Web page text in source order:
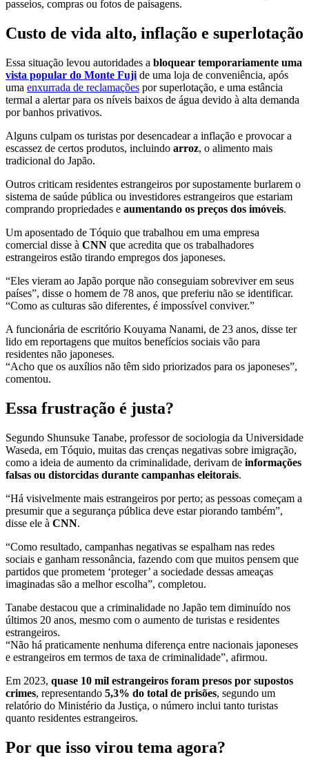
passeios, compras ou fotos de paisagens.
Custo de vida alto, inflação e superlotação
Essa situação levou autoridades a bloquear temporariamente uma
vista popular do Monte Fuji de uma loja de conveniência, após
uma enxurrada de reclamações por superlotação, e uma estância
termal a alertar para os níveis baixos de água devido à alta demanda
por banhos privativos.
Alguns culpam os turistas por desencadear a inflação e provocar a
escassez de certos produtos, incluindo arroz, o alimento mais
tradicional do Japão.
Outros criticam residentes estrangeiros por supostamente burlarem o
sistema de saúde pública ou investidores estrangeiros que estariam
comprando propriedades e aumentando os preços dos imóveis.
Um aposentado de Tóquio que trabalhou em uma empresa
comercial disse à CNN que acredita que os trabalhadores
estrangeiros estão tirando empregos dos japoneses.
“Eles vieram ao Japão porque não conseguiam sobreviver em seus
países”, disse o homem de 78 anos, que preferiu não se identificar.
“Como as culturas são diferentes, é impossível conviver.”
A funcionária de escritório Kouyama Nanami, de 23 anos, disse ter
lido em reportagens que muitos benefícios sociais vão para
residentes não japoneses.
“Acho que os auxílios não têm sido priorizados para os japoneses”,
comentou.
Essa frustração é justa?
Segundo Shunsuke Tanabe, professor de sociologia da Universidade
Waseda, em Tóquio, muitas das crenças negativas sobre imigração,
como a ideia de aumento da criminalidade, derivam de informações
falsas ou distorcidas durante campanhas eleitorais.
“Há visivelmente mais estrangeiros por perto; as pessoas começam a
presumir que a segurança pública deve estar piorando também”,
disse ele à CNN.
“Como resultado, campanhas negativas se espalham nas redes
sociais e ganham ressonância, fazendo com que muitos pensem que
partidos que prometem ‘proteger’ a sociedade dessas ameaças
imaginadas são a melhor escolha”, completou.
Tanabe destacou que a criminalidade no Japão tem diminuído nos
últimos 20 anos, mesmo com o aumento de turistas e residentes
estrangeiros.
“Não há praticamente nenhuma diferença entre nacionais japoneses
e estrangeiros em termos de taxa de criminalidade”, afirmou.
Em 2023, quase 10 mil estrangeiros foram presos por supostos
crimes, representando 5,3% do total de prisões, segundo um
relatório do Ministério da Justiça, o número inclui tanto turistas
quanto residentes estrangeiros.
Por que isso virou tema agora?